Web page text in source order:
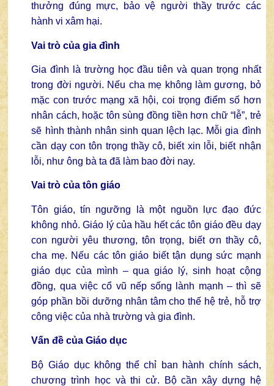
thưởng đúng mực, bảo vệ người thầy trước các
hành vi xâm hại.
Vai trò của gia đình
Gia đình là trường học đầu tiên và quan trọng nhất
trong đời người. Nếu cha mẹ không làm gương, bỏ
mặc con trước mạng xã hội, coi trọng điểm số hơn
nhân cách, hoặc tôn sùng đồng tiền hơn chữ “lễ”, trẻ
sẽ hình thành nhân sinh quan lệch lạc. Mỗi gia đình
cần dạy con tôn trọng thầy cô, biết xin lỗi, biết nhận
lỗi, như ông bà ta đã làm bao đời nay.
Vai trò của tôn giáo
Tôn giáo, tín ngưỡng là một nguồn lực đạo đức
không nhỏ. Giáo lý của hầu hết các tôn giáo đều dạy
con người yêu thương, tôn trọng, biết ơn thầy cô,
cha mẹ. Nếu các tôn giáo biết tận dụng sức mạnh
giáo dục của mình – qua giáo lý, sinh hoạt cộng
đồng, qua việc cổ vũ nếp sống lành mạnh – thì sẽ
góp phần bồi dưỡng nhân tâm cho thế hệ trẻ, hỗ trợ
công việc của nhà trường và gia đình.
Vấn đề của Giáo dục
Bộ Giáo dục không thể chỉ ban hành chính sách,
chương trình học và thi cử. Bộ cần xây dựng hệ